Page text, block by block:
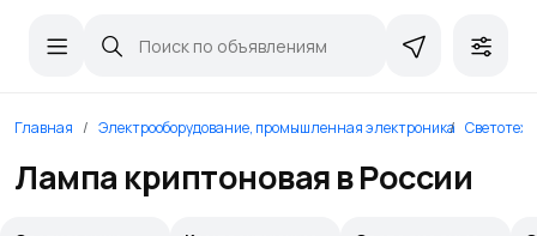
Главная Электрооборудование, промышленная электроника
Лампа криптоновая в России